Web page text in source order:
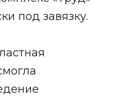
под завязку.